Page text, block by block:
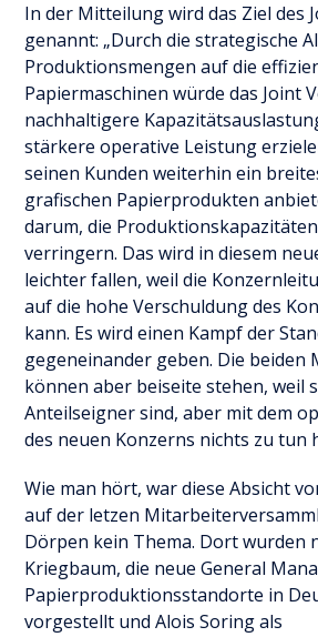
In der Mitteilung wird das Ziel des
genannt: „Durch die strategische
Produktionsmengen auf die
Papiermaschinen würde das Joint
nachhaltigere
stärkere operative Leistung
seinen Kunden weiterhin ein
grafischen Papierprodukten
darum, die
verringern. Das wird in diesem
leichter fallen, weil die
auf die hohe Verschuldung des
kann. Es wird einen Kampf der
gegeneinander geben. Die beiden
können aber beiseite stehen, weil
Anteilseigner sind, aber mit dem
des neuen Konzerns nichts zu tun
Wie man hört, war diese Absicht
auf der letzen
Dörpen kein Thema. Dort wurden
Kriegbaum, die neue General
Papierproduktionsstandorte in
vorgestellt und Alois Soring als